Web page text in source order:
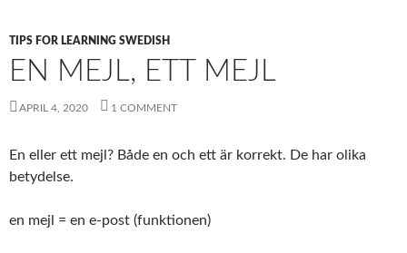
TIPS FOR LEARNING SWEDISH
EN MEJL, ETT MEJL
APRIL 4, 2020 1 COMMENT
En eller ett mejl? Både en och ett är korrekt. De har olika
betydelse.
en mejl = en e-post (funktionen)